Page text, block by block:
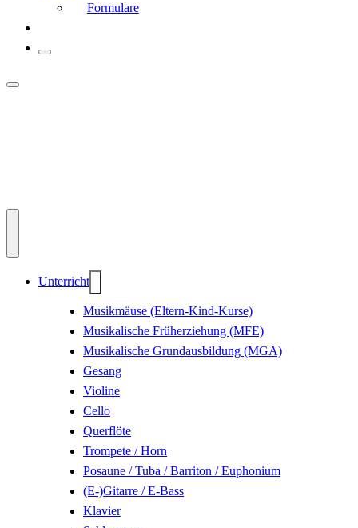
Formulare
Unterricht
Musikmäuse (Eltern-Kind-Kurse)
Musikalische Früherziehung (MFE)
Musikalische Grundausbildung (MGA)
Gesang
Violine
Cello
Querflöte
Trompete / Horn
Posaune / Tuba / Barriton / Euphonium
(E-)Gitarre / E-Bass
Klavier